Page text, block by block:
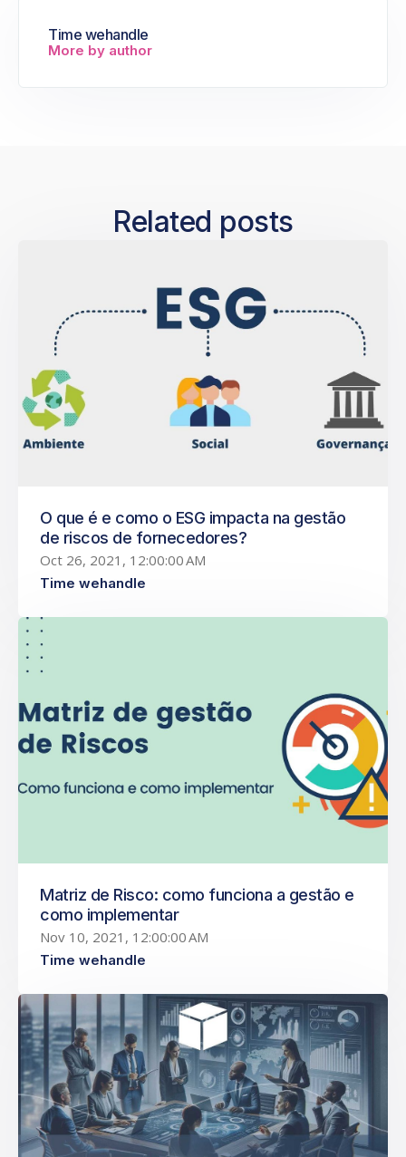
Time wehandle
More by author
Related posts
O que é e como o ESG impacta na gestão
de riscos de fornecedores?
Oct 26, 2021, 12:00:00 AM
Time wehandle
Matriz de Risco: como funciona a gestão e
como implementar
Nov 10, 2021, 12:00:00 AM
Time wehandle